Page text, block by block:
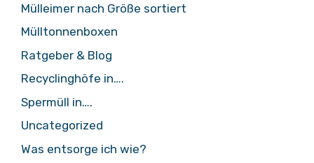
Mülleimer nach Größe sortiert
Mülltonnenboxen
Ratgeber & Blog
Recyclinghöfe in….
Spermüll in….
Uncategorized
Was entsorge ich wie?